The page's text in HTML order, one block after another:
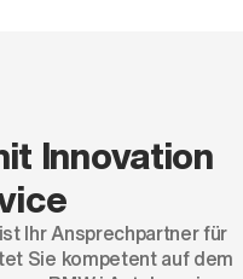
Innovation
Ihr Ansprechpartner für
Sie kompetent auf dem